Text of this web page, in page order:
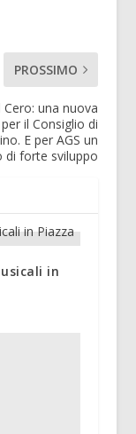
PROSSIMO
Cero: una nuova
il Consiglio di
E per AGS un
di forte sviluppo
in